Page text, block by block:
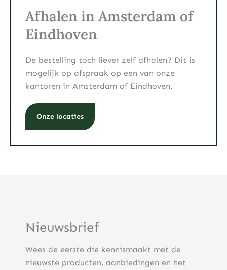
Afhalen in Amsterdam of
Eindhoven
De bestelling toch liever zelf afhalen? Dit is
mogelijk op afspraak op een van onze
kantoren in Amsterdam of Eindhoven.
Onze locaties
Nieuwsbrief
Wees de eerste die kennismaakt met de
nieuwste producten, aanbiedingen en het